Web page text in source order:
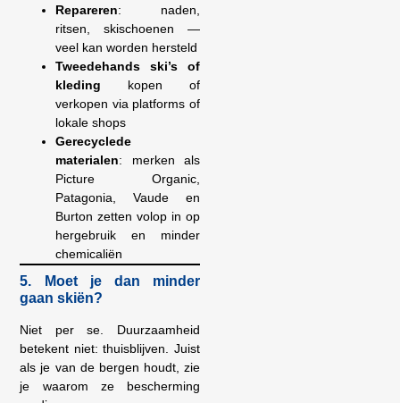
Repareren: naden,
ritsen, skischoenen —
veel kan worden hersteld
Tweedehands ski’s of
kleding kopen of
verkopen via platforms of
lokale shops
Gerecyclede
materialen: merken als
Picture Organic,
Patagonia, Vaude en
Burton zetten volop in op
hergebruik en minder
chemicaliën
5. Moet je dan minder
gaan skiën?
Niet per se. Duurzaamheid
betekent niet: thuisblijven. Juist
als je van de bergen houdt, zie
je waarom ze bescherming